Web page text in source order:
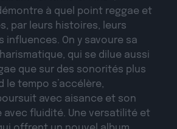
démontre à quel point reggae et
par leurs histoires, leurs
influences. On y savoure sa
qui se dilue aussi
que sur des sonorités plus
le tempo s’accélère,
poursuit avec aisance et son
avec fluidité. Une versatilité et